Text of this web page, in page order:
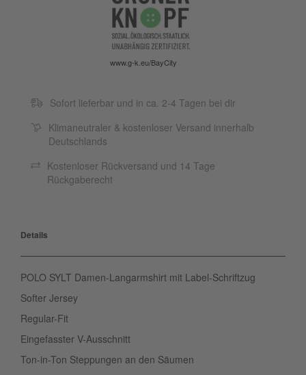
www.g-k.eu/BayCity
Sofort lieferbar und in ca. 2-4 Tagen bei dir
Klimaneutraler & kostenloser Versand innerhalb
Deutschlands
Kostenloser Rückversand und 14 Tage
Rückgaberecht
Details
POLO SYLT Damen-Langarmshirt mit Label-Schriftzug
Softer Jersey
Regular-Fit
Eingefasster V-Ausschnitt
Ton-in-Ton Steppungen an den Säumen